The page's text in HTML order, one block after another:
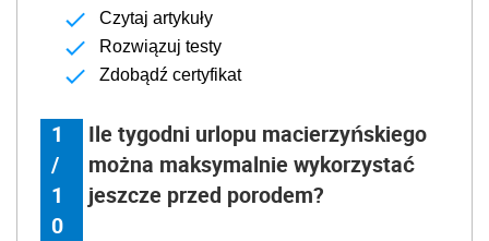
Czytaj artykuły
Rozwiązuj testy
Zdobądź certyfikat
1
/
1
0
Ile tygodni urlopu macierzyńskiego
można maksymalnie wykorzystać
jeszcze przed porodem?